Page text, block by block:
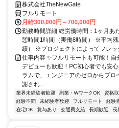
株式会社TheNewGate
フルリモート
月給300,000円～700,000円
勤務時間詳細 総労働時間：1ヶ月
憩時間1時間（実働8時間） ※平均
績） ※プロジェクトによってフレッ
仕事内容 ✨フルリモートも可能！
デビューも歓迎！PC初心者でも安
ラムで、エンジニアのゼロからプロ
謝され...
業界未経験者歓迎 副業・WワークOK 資格
経験不問
未経験者歓迎 フルリモート 経験
在宅OK
賞与あり 交通費支給 長期歓迎 長